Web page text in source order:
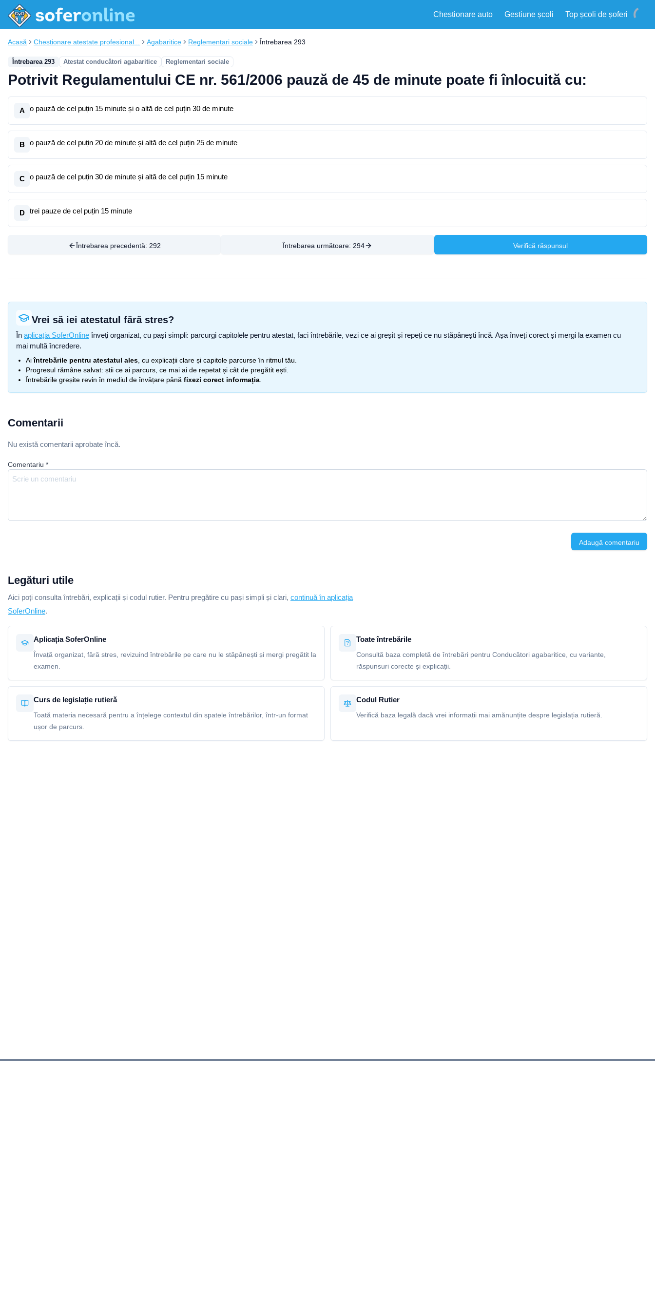
Chestionare auto Gestiune școli Top școli de șoferi
Acasă Chestionare atestate profesional... Agabaritice Reglementari sociale Întrebarea 293
Întrebarea 293 Atestat conducători agabaritice Reglementari sociale
Potrivit Regulamentului CE nr. 561/2006 pauză de 45 de minute poate fi înlocuită cu:
A o pauză de cel puțin 15 minute și o altă de cel puțin 30 de minute
B o pauză de cel puțin 20 de minute și altă de cel puțin 25 de minute
C o pauză de cel puțin 30 de minute și altă de cel puțin 15 minute
D trei pauze de cel puțin 15 minute
Întrebarea precedentă: 292 Întrebarea următoare: 294 Verifică răspunsul
Vrei să iei atestatul fără stres?
În aplicația SoferOnline înveți organizat, cu pași simpli: parcurgi capitolele pentru atestat, faci întrebările, vezi ce ai greșit și repeți ce nu stăpânești încă. Așa înveți corect și mergi la examen cu
mai multă încredere.
Aiîntrebările pentru atestatul ales , cu explicații clare și capitole parcurse în ritmul tău.
Progresul rămâne salvat: știi ce ai parcurs, ce mai ai de repetat și cât de pregătit ești.
Întrebările greșite revin în mediul de învățare până fixezi corect informația
Comentarii
Nu există comentarii aprobate încă.
Comentariu *
Adaugă comentariu
Legături utile
Aici poți consulta întrebări, explicații și codul rutier. Pentru pregătire cu pași simpli și clari, continuă în aplicația
SoferOnline.
Aplicația SoferOnline
Învață organizat, fără stres, revizuind întrebările pe care nu le stăpânești și mergi pregătit la
examen.
Toate întrebările
Consultă baza completă de întrebări pentru Conducători agabaritice, cu variante,
răspunsuri corecte și explicații.
Curs de legislație rutieră
Toată materia necesară pentru a înțelege contextul din spatele întrebărilor, într-un format
ușor de parcurs.
Codul Rutier
Verifică baza legală dacă vrei informații mai amănunțite despre legislația rutieră.